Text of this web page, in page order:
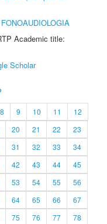
Academic title:
Scholar
8 9 10 11
12
20 21 22
23
31 32 33
34
42 43 44
45
53 54 55
56
64 65 66
67
75 76 77
78